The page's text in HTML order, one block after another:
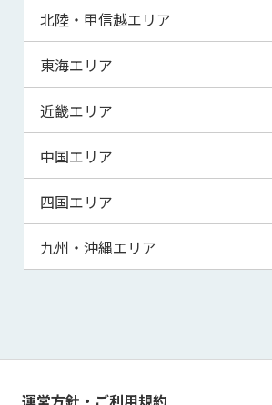
青森県
宮城県
秋田県
山形県
東京都
神奈川県
埼玉県
千葉県
茨城県
群馬県
北陸・甲信越エリア
新潟県
富山県
福井県
山梨県
長野県
東海エリア
岐阜県
静岡県
三重県
近畿エリア
滋賀県
京都府
大阪府
兵庫県
和歌山県
中国エリア
鳥取県
島根県
山口県
四国エリア
徳島県
高知県
九州・沖縄エリア
運営方針・ご利用規約